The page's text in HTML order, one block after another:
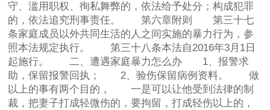
守、滥用职权、徇私舞弊的，依法给予处分；构成犯罪
的，依法追究刑事责任。 第六章附则 第三十七
条家庭成员以外共同生活的人之间实施的暴力行为，参
照本法规定执行。 第三十八条本法自2016年3月1日
起施行。 二、遭遇家庭暴力怎么办 1、报警求
助，保留报警回执； 2、验伤保留病例资料。 做
以上的事有两个目的， 一是可以让他受到法律的制
裁，把妻子打成轻微伤的，要拘留，打成轻伤以上的，